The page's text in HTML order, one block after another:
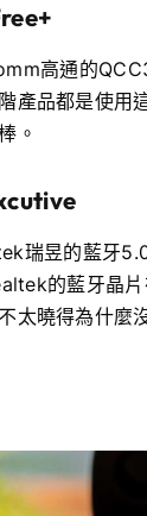
高通的
產品都是使用
。
瑞昱的藍牙
的藍牙晶
太曉得為什麼